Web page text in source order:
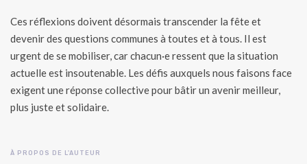
Ces réflexions doivent désormais transcender la fête et
devenir des questions communes à toutes et à tous. Il est
urgent de se mobiliser, car chacun·e ressent que la situation
actuelle est insoutenable. Les défis auxquels nous faisons face
exigent une réponse collective pour bâtir un avenir meilleur,
plus juste et solidaire.
À PROPOS DE L'AUTEUR